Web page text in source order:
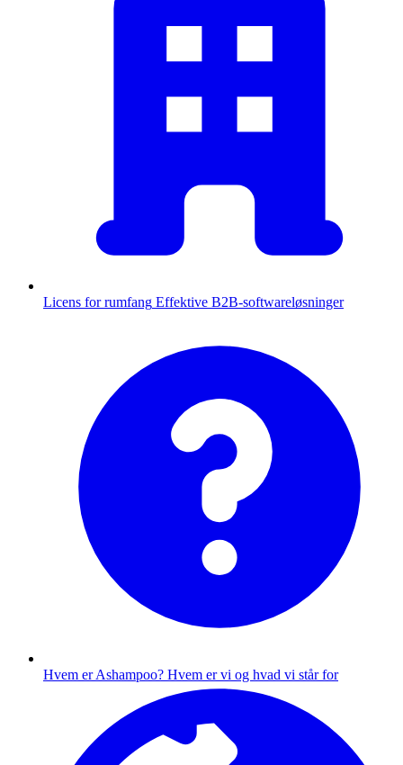
Licens for rumfang Effektive B2B-softwareløsninger
Hvem er Ashampoo? Hvem er vi og hvad vi står for